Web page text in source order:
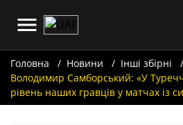
Головна Новини
Інші збірні
Володимир Самборський: «У
рівень наших гравців у матчах із